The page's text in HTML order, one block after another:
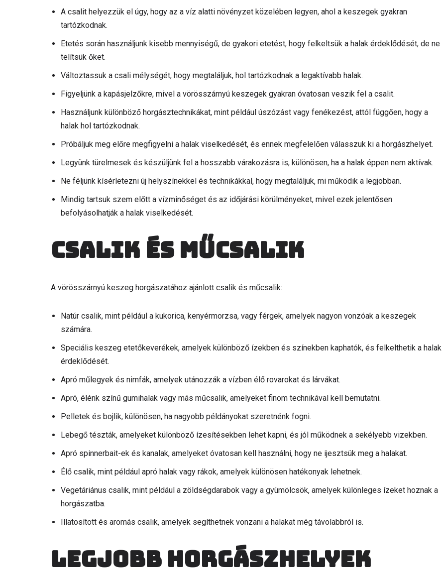
A csalit helyezzük el úgy, hogy az a víz alatti növényzet közelében legyen, ahol a keszegek gyakran
tartózkodnak.
Etetés során használjunk kisebb mennyiségű, de gyakori etetést, hogy felkeltsük a halak érdeklődését, de ne
telítsük őket.
Változtassuk a csali mélységét, hogy megtaláljuk, hol tartózkodnak a legaktívabb halak.
Figyeljünk a kapásjelzőkre, mivel a vörösszárnyú keszegek gyakran óvatosan veszik fel a csalit.
Használjunk különböző horgásztechnikákat, mint például úszózást vagy fenékezést, attól függően, hogy a
halak hol tartózkodnak.
Próbáljuk meg előre megfigyelni a halak viselkedését, és ennek megfelelően válasszuk ki a horgászhelyet.
Legyünk türelmesek és készüljünk fel a hosszabb várakozásra is, különösen, ha a halak éppen nem aktívak.
Ne féljünk kísérletezni új helyszínekkel és technikákkal, hogy megtaláljuk, mi működik a legjobban.
Mindig tartsuk szem előtt a vízminőséget és az időjárási körülményeket, mivel ezek jelentősen
befolyásolhatják a halak viselkedését.
Csalik és műcsalik
A vörösszárnyú keszeg horgászatához ajánlott csalik és műcsalik:
Natúr csalik, mint például a kukorica, kenyérmorzsa, vagy férgek, amelyek nagyon vonzóak a keszegek
számára.
Speciális keszeg etetőkeverékek, amelyek különböző ízekben és színekben kaphatók, és felkelthetik a halak
érdeklődését.
Apró műlegyek és nimfák, amelyek utánozzák a vízben élő rovarokat és lárvákat.
Apró, élénk színű gumihalak vagy más műcsalik, amelyeket finom technikával kell bemutatni.
Pelletek és bojlik, különösen, ha nagyobb példányokat szeretnénk fogni.
Lebegő tészták, amelyeket különböző ízesítésekben lehet kapni, és jól működnek a sekélyebb vizekben.
Apró spinnerbait-ek és kanalak, amelyeket óvatosan kell használni, hogy ne ijesztsük meg a halakat.
Élő csalik, mint például apró halak vagy rákok, amelyek különösen hatékonyak lehetnek.
Vegetáriánus csalik, mint például a zöldségdarabok vagy a gyümölcsök, amelyek különleges ízeket hoznak a
horgászatba.
Illatosított és aromás csalik, amelyek segíthetnek vonzani a halakat még távolabbról is.
Legjobb horgászhelyek